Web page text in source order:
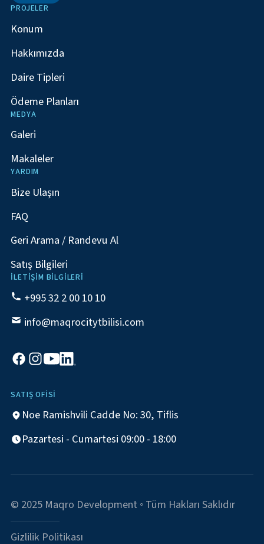
PROJELER
Konum
Hakkımızda
Daire Tipleri
Ödeme Planları
MEDYA
Galeri
Makaleler
YARDIM
Bize Ulaşın
FAQ
Geri Arama / Randevu Al
Satış Bilgileri
İLETIŞIM BILGILERI
+995 32 2 00 10 10
info@maqrocitytbilisi.com
SATIŞ OFISI
Noe Ramishvili Cadde No: 30, Tiflis
Pazartesi - Cumartesi 09:00 - 18:00
© 2025 Maqro Development ◦ Tüm Hakları Saklıdır
Gizlilik Politikası